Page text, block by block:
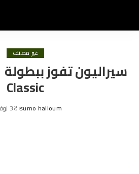
غير مصنف
Classic
Posted
sumo halloum 3 نوفمبر، 2024